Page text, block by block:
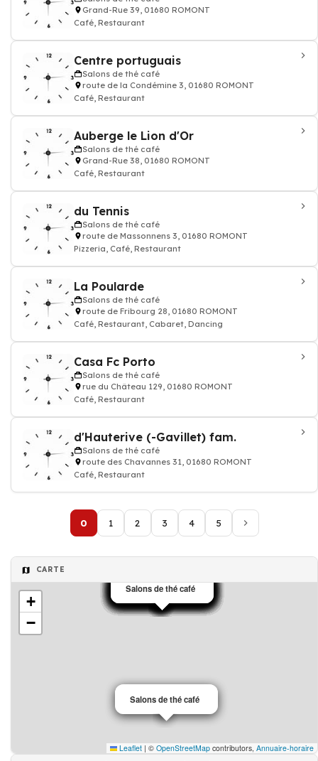
Grand-Rue 39, 01680 ROMONT
Café, Restaurant
Centre portuguais
Salons de thé café
route de la Condémine 3, 01680 ROMONT
Café, Restaurant
Auberge le Lion d'Or
Salons de thé café
Grand-Rue 38, 01680 ROMONT
Café, Restaurant
du Tennis
Salons de thé café
route de Massonnens 3, 01680 ROMONT
Pizzeria, Café, Restaurant
La Poularde
Salons de thé café
route de Fribourg 28, 01680 ROMONT
Café, Restaurant, Cabaret, Dancing
Casa Fc Porto
Salons de thé café
rue du Château 129, 01680 ROMONT
Café, Restaurant
d'Hauterive (-Gavillet) fam.
Salons de thé café
route des Chavannes 31, 01680 ROMONT
Café, Restaurant
0 1 2 3 4 5
CARTE
Salons de thé café
Salons de thé café
Salons de thé café
Salons de thé café
Salons de thé café
Salons de thé café
Salons de thé café
Salons de thé café
Salons de thé café
Salons de thé café
Salons de thé café
Salons de thé café
Salons de thé café
Salons de thé café
Salons de thé café
Salons de thé café
Salons de thé café
Salons de thé café
Salons de thé café
Salons de thé café
+
−
Leaflet | © OpenStreetMap contributors, Annuaire-horaire